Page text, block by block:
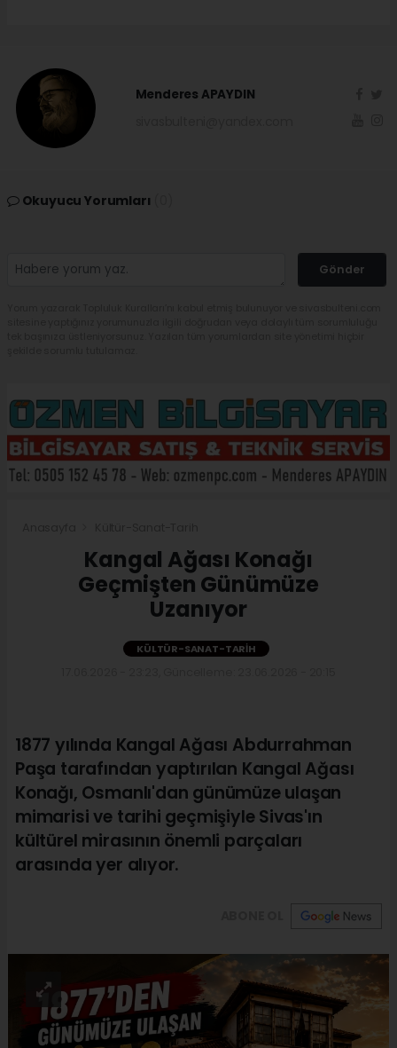
Menderes APAYDIN
Okuyucu Yorumları
Gönder
Kangal Ağası Konağı
Geçmişten Günümüze
Uzanıyor
KÜLTÜR-SANAT-TARIH
1877 yılında Kangal Ağası Abdurrahman
Paşa tarafından yaptırılan Kangal Ağası
Konağı, Osmanlı'dan günümüze ulaşan
mimarisi ve tarihi geçmişiyle Sivas'ın
kültürel mirasının önemli parçaları
arasında yer alıyor.